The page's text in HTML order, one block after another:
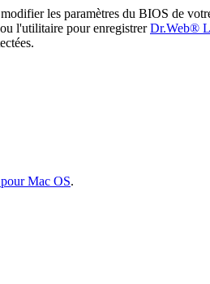
les paramètres du BIOS de
ou l'utilitaire pour enregistrerDr.Web®
Mac OS.